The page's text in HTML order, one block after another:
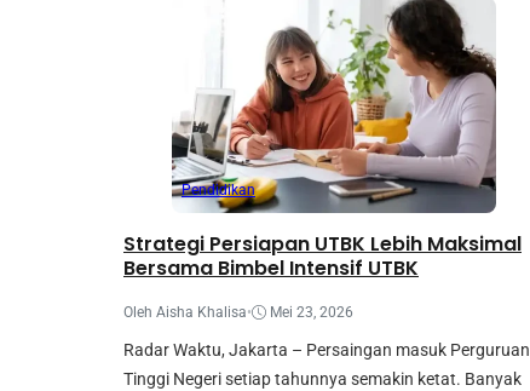
Pendidikan
Strategi Persiapan UTBK Lebih Maksimal
Bersama Bimbel Intensif UTBK
Oleh Aisha Khalisa• Mei 23, 2026
Radar Waktu, Jakarta – Persaingan masuk Perguruan
Tinggi Negeri setiap tahunnya semakin ketat. Banyak